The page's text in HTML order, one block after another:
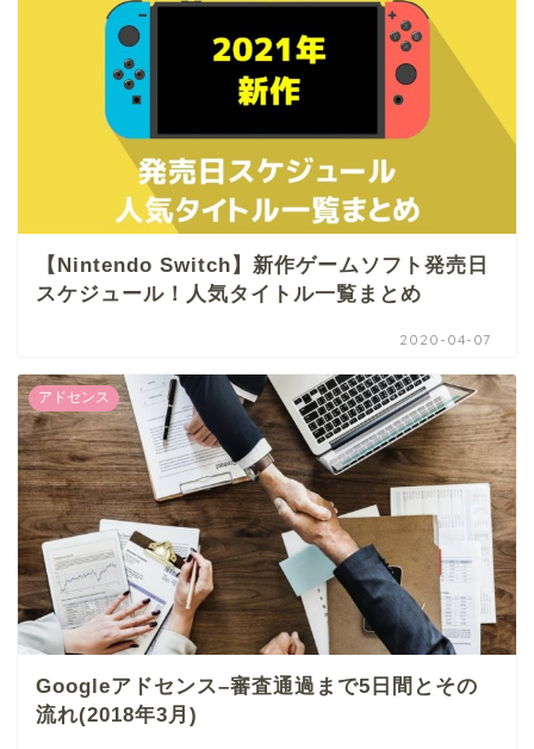
【Nintendo Switch】新作ゲームソフト発売日
スケジュール！人気タイトル一覧まとめ
2020-04-07
アドセンス
Googleアドセンス–審査通過まで5日間とその
流れ(2018年3月)